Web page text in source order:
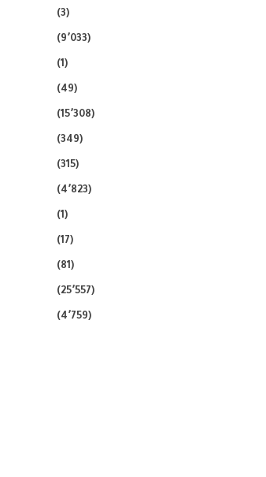
(3)
(9٬033)
(1)
(49)
(15٬308)
(349)
(315)
(4٬823)
(1)
(17)
(81)
(25٬557)
(4٬759)